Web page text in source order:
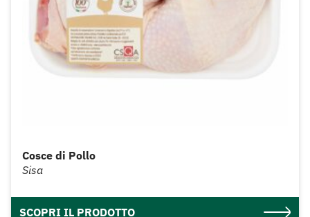
Cosce di Pollo
Sisa
SCOPRI IL PRODOTTO